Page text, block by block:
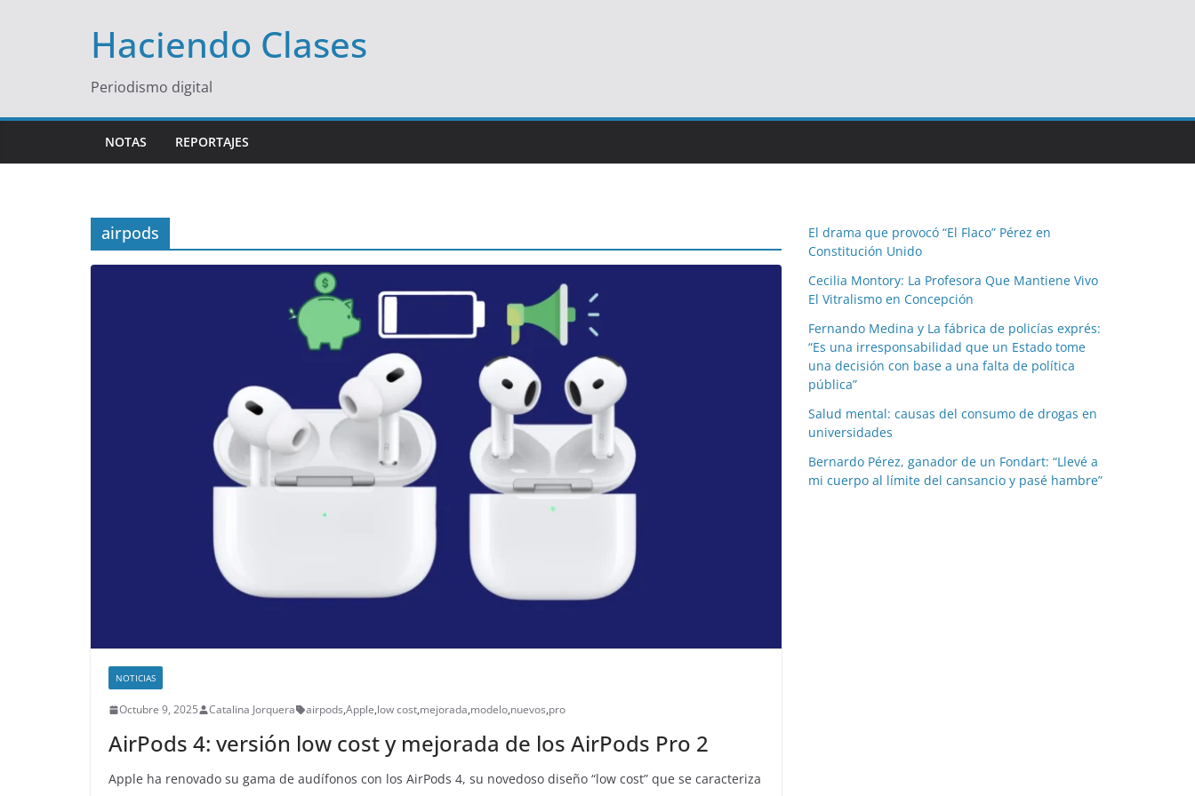
Haciendo Clases
Periodismo digital
NOTAS REPORTAJES
airpods
NOTICIAS
Octubre 9, 2025 Catalina Jorquera airpods,Apple,low cost,mejorada,modelo,nuevos,pro
AirPods 4: versión low cost y mejorada de los AirPods Pro 2
Apple ha renovado su gama de audífonos con los AirPods 4, su novedoso diseño “low cost” que se caracteriza
El drama que provocó “El Flaco” Pérez en
Constitución Unido
Cecilia Montory: La Profesora Que Mantiene Vivo
El Vitralismo en Concepción
Fernando Medina y La fábrica de policías exprés:
“Es una irresponsabilidad que un Estado tome
una decisión con base a una falta de política
pública”
Salud mental: causas del consumo de drogas en
universidades
Bernardo Pérez, ganador de un Fondart: “Llevé a
mi cuerpo al límite del cansancio y pasé hambre”